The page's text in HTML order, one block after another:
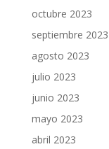
octubre 2023
septiembre 2023
agosto 2023
julio 2023
junio 2023
mayo 2023
abril 2023